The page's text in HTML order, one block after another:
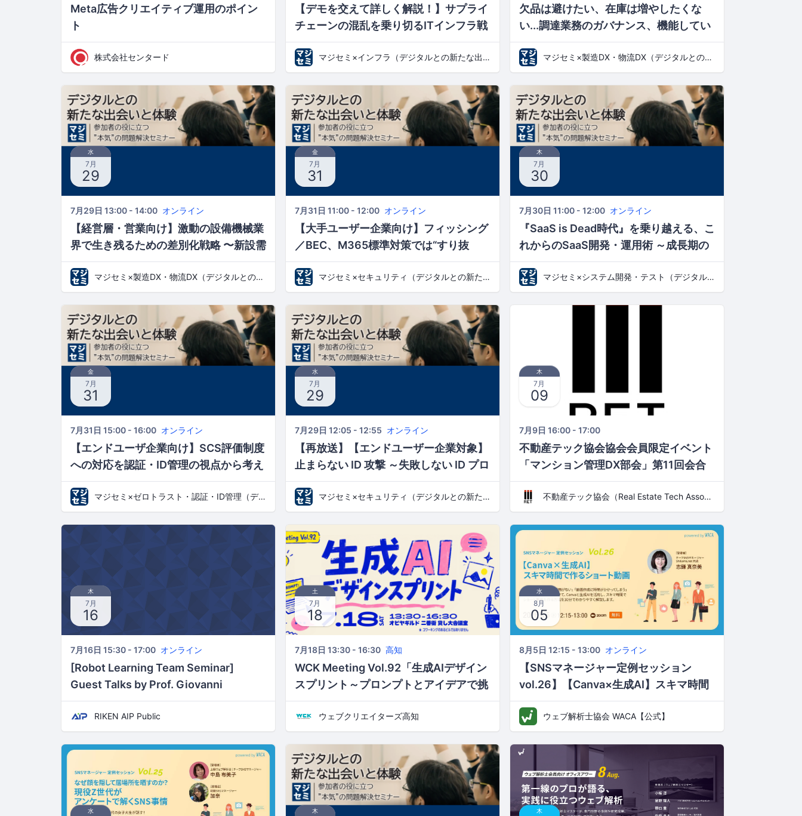
Meta広告クリエイティブ運用のポイン
ト
株式会社センタード
【デモを交えて詳しく解説！】サプライ
チェーンの混乱を乗り切るITインフラ戦
略 ～NC2 on AWSで実現する「待たな
い」ハイブリッドクラウド～
マジセミ×インフラ（デジタルとの新たな出会いと体験）
欠品は避けたい、在庫は増やしたくな
い...調達業務のガバナンス、機能してい
ますか？ ～EDI×生産管理で実現する自
動車部品サプライヤーの現場DX～
マジセミ×製造DX・物流DX（デジタルとの新たな出会いと体験）
水
7月
29
7月29日 13:00 - 14:00 オンライン
【経営層・営業向け】激動の設備機械業
界で生き残るための差別化戦略 〜新設需
要の減少、人手不足、海外競争の時代ー
アフターサービスを利益の柱へ変える方
法を解説〜
マジセミ×製造DX・物流DX（デジタルとの新たな出会いと体験）
金
7月
31
7月31日 11:00 - 12:00 オンライン
【大手ユーザー企業向け】フィッシング
／BEC、M365標準対策では“すり抜
け”に気づけない… ～メール起点のすり
抜けとアカウント侵害の兆候を可視化
し、追加対策の判断軸を整理する～
マジセミ×セキュリティ（デジタルとの新たな出会いと体験）
木
7月
30
7月30日 11:00 - 12:00 オンライン
『SaaS is Dead時代』を乗り越える、こ
れからのSaaS開発・運用術 ～成長期の
「5つの課題」を解消し、AI機能追加・
リリース高速化を実現する実践ノウハウ
～
マジセミ×システム開発・テスト（デジタルとの新たな出会いと体験）
金
7月
31
7月31日 15:00 - 16:00 オンライン
【エンドユーザ企業向け】SCS評価制度
への対応を認証・ID管理の視点から考え
る 〜ゼロトラストセキュリティのポイン
トはIDaaSにあり？ ID管理の限界をどう
乗り越えるか〜
マジセミ×ゼロトラスト・認証・ID管理（デジタルとの新たな出会いと体験）
水
7月
29
7月29日 12:05 - 12:55 オンライン
【再放送】【エンドユーザー企業対象】
止まらない ID 攻撃 ～失敗しない ID プロ
バイダー（IdP）の選定ポイントとは？
～
マジセミ×セキュリティ（デジタルとの新たな出会いと体験）
木
7月
09
7月9日 16:00 - 17:00
不動産テック協会協会会員限定イベント
「マンション管理DX部会」第11回会合
不動産テック協会（Real Estate Tech Association for Japan）
木
7月
16
7月16日 15:30 - 17:00 オンライン
[Robot Learning Team Seminar]
Guest Talks by Prof. Giovanni
Beltrame and Prof. Glen Berseth
(Mila) on July 16
RIKEN AIP Public
土
7月
18
7月18日 13:30 - 16:30 高知
WCK Meeting Vol.92「生成AIデザイン
スプリント～プロンプトとアイデアで挑
む、AI時代のデザイン制作～」
ウェブクリエイターズ高知
水
8月
05
8月5日 12:15 - 13:00 オンライン
【SNSマネージャー定例セッション
vol.26】【Canva×生成AI】スキマ時間
で作るショート動画
ウェブ解析士協会 WACA【公式】
水 木 木